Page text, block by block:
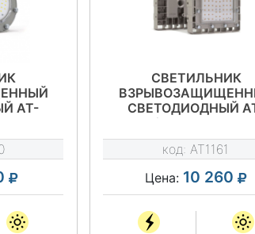
АТ-
IP67-EX
СВЕТИЛЬНИК
СВЕТОДИОДНЫЙ
ДСП-11/30-220VAC-
СЕРИЯ АРСЕНАЛ-
код: AT1161
Цена: 10 260